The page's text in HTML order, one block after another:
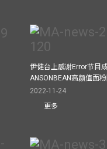
伊健台上感谢Error节目
ANSONBEAN高颜值面
2022-11-24
更多